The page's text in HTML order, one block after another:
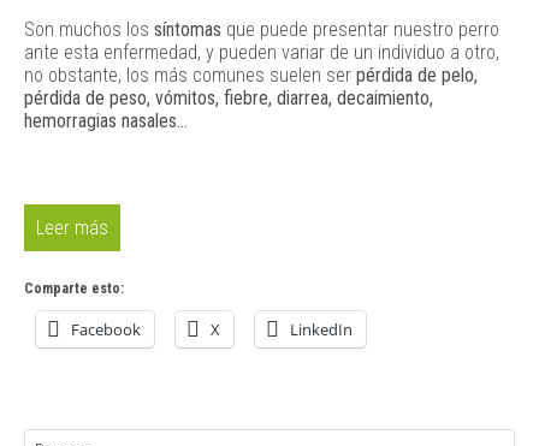
Son muchos los síntomas que puede presentar nuestro perro
ante esta enfermedad, y pueden variar de un individuo a otro,
no obstante, los más comunes suelen ser pérdida de pelo,
pérdida de peso, vómitos, fiebre, diarrea, decaimiento,
hemorragias nasales…
Leer más
Comparte esto:
Facebook X LinkedIn